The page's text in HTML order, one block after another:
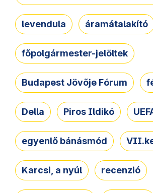
levendula áramátalakító
főpolgármester-jelöltek
Budapest Jövője Fórum
Della Piros Ildikó
egyenlő bánásmód
Karcsi, a nyúl recenzió